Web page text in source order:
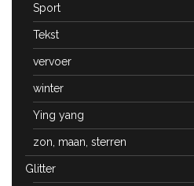
Sport
Tekst
vervoer
winter
Ying yang
zon, maan, sterren
Glitter